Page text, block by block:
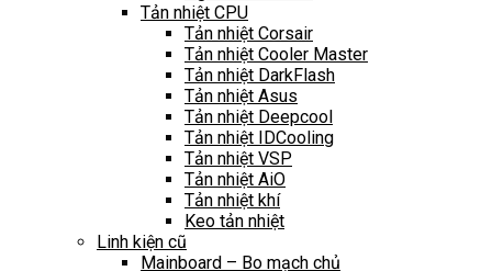
Tản nhiệt CPU
Tản nhiệt Corsair
Tản nhiệt Cooler Master
Tản nhiệt DarkFlash
Tản nhiệt Asus
Tản nhiệt Deepcool
Tản nhiệt IDCooling
Tản nhiệt VSP
Tản nhiệt AiO
Tản nhiệt khí
Keo tản nhiệt
Linh kiện cũ
Mainboard – Bo mạch chủ